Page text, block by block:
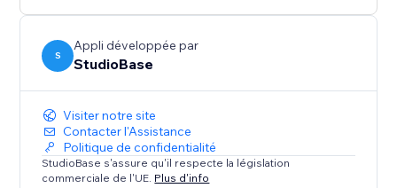
S
Appli développée par
StudioBase
Visiter notre site
Contacter l'Assistance
Politique de confidentialité
StudioBase s'assure qu'il respecte la législation
commerciale de l'UE. Plus d'info